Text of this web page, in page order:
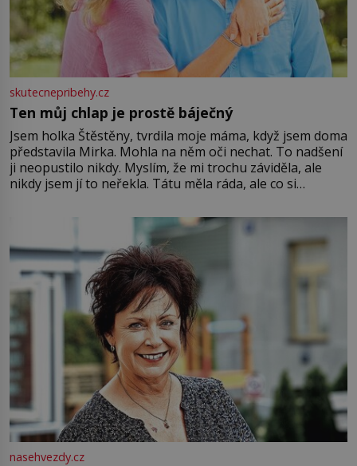
skutecnepribehy.cz
Ten můj chlap je prostě báječný
Jsem holka Štěstěny, tvrdila moje máma, když jsem doma
představila Mirka. Mohla na něm oči nechat. To nadšení
ji neopustilo nikdy. Myslím, že mi trochu záviděla, ale
nikdy jsem jí to neřekla. Tátu měla ráda, ale co si
Jsme spolu moc rádi Tehdy byla jiná doba, když
nasehvezdy.cz